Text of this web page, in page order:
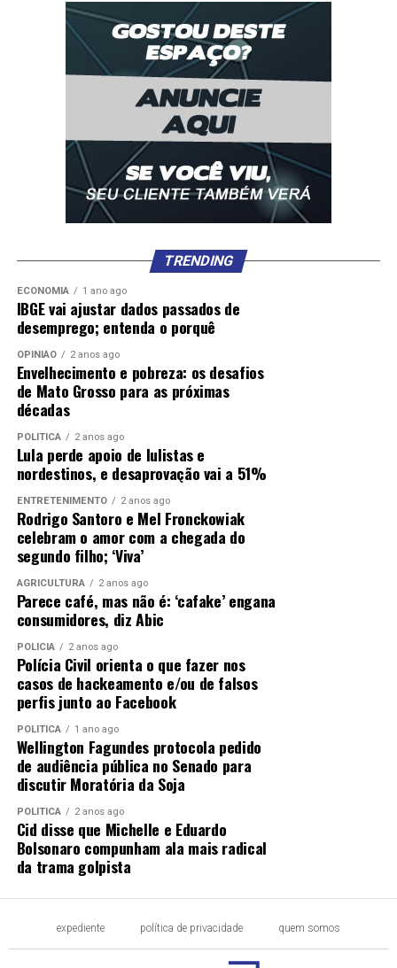
TRENDING
ECONOMIA 1 ano ago
IBGE vai ajustar dados passados de
desemprego; entenda o porquê
OPINIÃO 2 anos ago
Envelhecimento e pobreza: os desafios
de Mato Grosso para as próximas
décadas
POLÍTICA 2 anos ago
Lula perde apoio de lulistas e
nordestinos, e desaprovação vai a 51%
ENTRETENIMENTO 2 anos ago
Rodrigo Santoro e Mel Fronckowiak
celebram o amor com a chegada do
segundo filho; ‘Viva’
AGRICULTURA 2 anos ago
Parece café, mas não é: ‘cafake’ engana
consumidores, diz Abic
POLÍCIA 2 anos ago
Polícia Civil orienta o que fazer nos
casos de hackeamento e/ou de falsos
perfis junto ao Facebook
POLÍTICA 1 ano ago
Wellington Fagundes protocola pedido
de audiência pública no Senado para
discutir Moratória da Soja
POLÍTICA 2 anos ago
Cid disse que Michelle e Eduardo
Bolsonaro compunham ala mais radical
da trama golpista
expediente política de privacidade quem somos